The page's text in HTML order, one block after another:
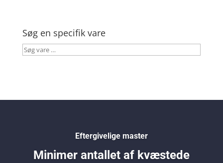
Søg en specifik vare
Søg
Eftergivelige master
Minimer antallet af kvæstede